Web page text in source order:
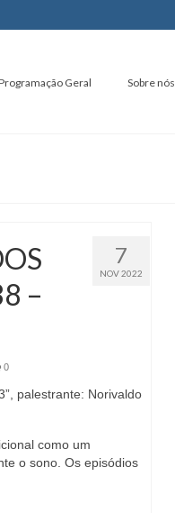
Geral Sobre nós
7
NOV 2022
–
0
palestrante: Norivaldo
como um
o sono. Os episódios